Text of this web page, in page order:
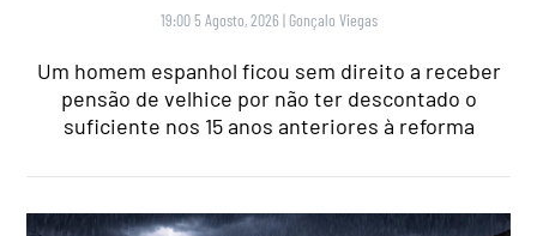
19:00 5 Agosto, 2026 | Gonçalo Viegas
Um homem espanhol ficou sem direito a receber
pensão de velhice por não ter descontado o
suficiente nos 15 anos anteriores à reforma